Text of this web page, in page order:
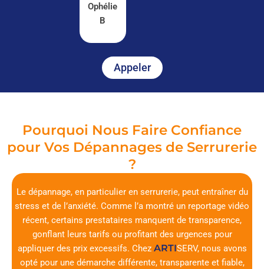
Ophélie
B
Appeler
Pourquoi Nous Faire Confiance
pour Vos Dépannages de Serrurerie
?
Le dépannage, en particulier en serrurerie, peut entraîner du
stress et de l’anxiété. Comme l’a montré un reportage vidéo
récent, certains prestataires manquent de transparence,
gonflant leurs tarifs ou profitant des urgences pour
appliquer des prix excessifs. Chez ARTISERV, nous avons
opté pour une démarche différente, transparente et fiable,